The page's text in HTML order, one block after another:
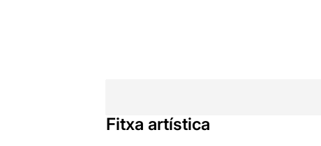
Fitxa artística